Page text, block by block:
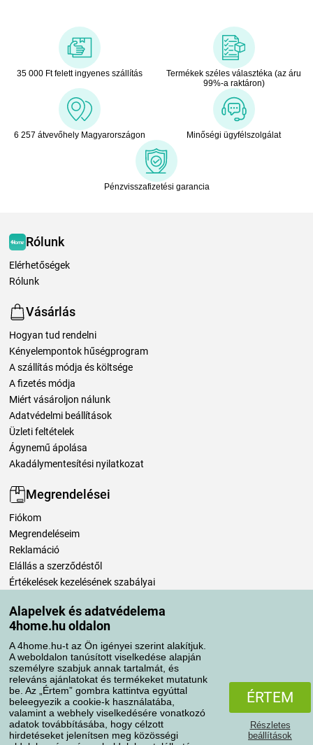
Alapelvek és adatvédelema
4home.hu oldalon
A 4home.hu-t az Ön igényei szerint alakítjuk.
A weboldalon tanúsított viselkedése alapján
személyre szabjuk annak tartalmát, és
releváns ajánlatokat és termékeket mutatunk
be. Az „Értem” gombra kattintva egyúttal
beleegyezik a cookie-k használatába,
valamint a webhely viselkedésére vonatkozó
adatok továbbításába, hogy célzott
hirdetéseket jelenítsen meg közösségi
ÉRTEM
Részletes
beállítások
35 000 Ft felett ingyenes szállítás
Termékek széles választéka (az áru
99%-a raktáron)
6 257 átvevőhely Magyarországon Minőségi ügyfélszolgálat
Pénzvisszafizetési garancia
Rólunk
Elérhetőségek
Rólunk
Vásárlás
Hogyan tud rendelni
Kényelempontok hűségprogram
A szállítás módja és költsége
A fizetés módja
Miért vásároljon nálunk
Adatvédelmi beállítások
Üzleti feltételek
Ágynemű ápolása
Akadálymentesítési nyilatkozat
Megrendelései
Fiókom
Megrendeléseim
Reklamáció
Elállás a szerződéstől
Értékelések kezelésének szabályai
Szállítási módok
Fizetési módok